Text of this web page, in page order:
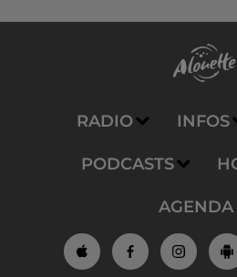
RADIO INFOS
PODCASTS
AGENDA